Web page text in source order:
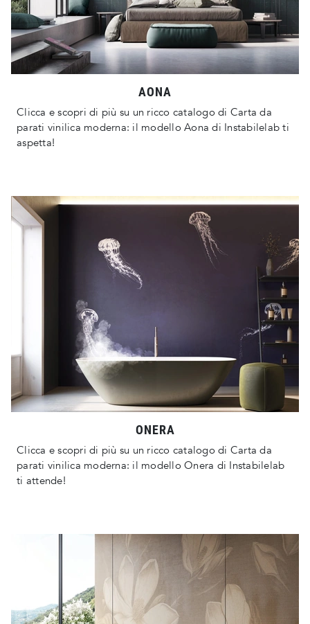
AONA
Clicca e scopri di più su un ricco catalogo di Carta da
parati vinilica moderna: il modello Aona di Instabilelab ti
aspetta!
ONERA
Clicca e scopri di più su un ricco catalogo di Carta da
parati vinilica moderna: il modello Onera di Instabilelab
ti attende!